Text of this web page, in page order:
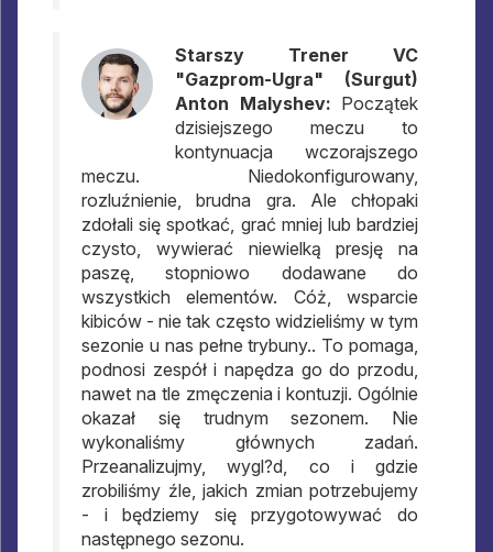
Starszy Trener VC
"Gazprom-Ugra" (Surgut)
Anton Malyshev: Początek
dzisiejszego meczu to
kontynuacja wczorajszego
meczu. Niedokonfigurowany,
rozluźnienie, brudna gra. Ale chłopaki
zdołali się spotkać, grać mniej lub bardziej
czysto, wywierać niewielką presję na
paszę, stopniowo dodawane do
wszystkich elementów. Cóż, wsparcie
kibiców - nie tak często widzieliśmy w tym
sezonie u nas pełne trybuny.. To pomaga,
podnosi zespół i napędza go do przodu,
nawet na tle zmęczenia i kontuzji. Ogólnie
okazał się trudnym sezonem. Nie
wykonaliśmy głównych zadań.
Przeanalizujmy, wygl?d, co i gdzie
zrobiliśmy źle, jakich zmian potrzebujemy
- i będziemy się przygotowywać do
następnego sezonu.